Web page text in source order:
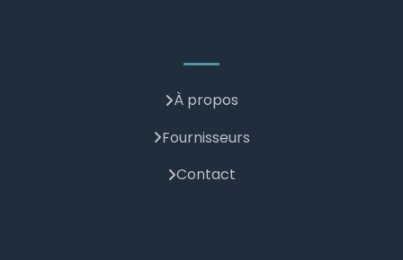
À propos
Fournisseurs
Contact